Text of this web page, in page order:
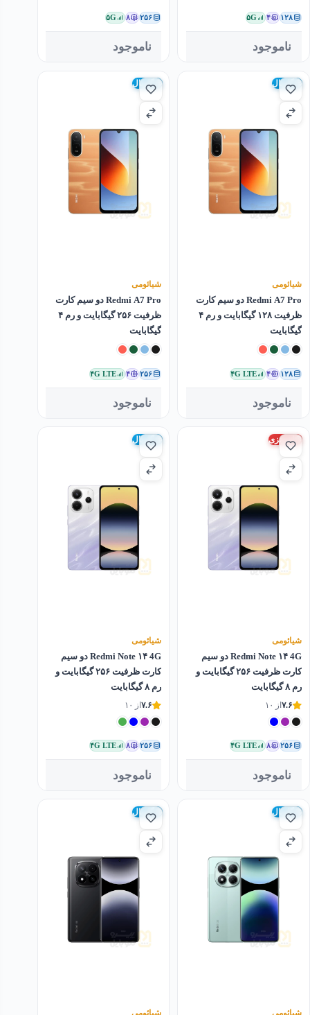
۱۲۸ ۴ ۵G
ناموجود
۲۵۶ ۸ ۵G
ناموجود
گلوبال
شیائومی
Redmi A7 Pro دو سیم کارت
ظرفیت ۱۲۸ گیگابایت و رم ۴
گیگابایت
۱۲۸ ۴ ۴G LTE
ناموجود
گلوبال
شیائومی
Redmi A7 Pro دو سیم کارت
ظرفیت ۲۵۶ گیگابایت و رم ۴
گیگابایت
۲۵۶ ۴ ۴G LTE
ناموجود
اندونزی
شیائومی
Redmi Note ۱۴ 4G دو سیم
کارت ظرفیت ۲۵۶ گیگابایت و
رم ۸ گیگابایت
۷.۶ از ۱۰
۲۵۶ ۸ ۴G LTE
ناموجود
گلوبال
شیائومی
Redmi Note ۱۴ 4G دو سیم
کارت ظرفیت ۲۵۶ گیگابایت و
رم ۸ گیگابایت
۷.۶از ۱۰
۲۵۶ ۸ ۴G LTE
ناموجود
گلوبال
شیائومی
گلوبال
شیائومی